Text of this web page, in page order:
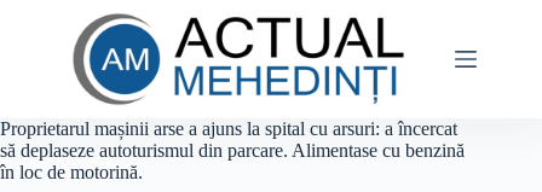
Proprietarul mașinii arse a ajuns la spital cu arsuri: a încercat
să deplaseze autoturismul din parcare. Alimentase cu benzină
în loc de motorină.